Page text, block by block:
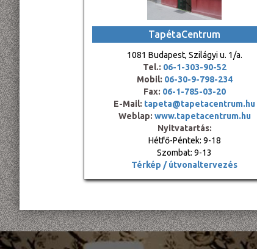
TapétaCentrum
1081 Budapest, Szilágyi u. 1/a.
Tel.: 06-1-303-90-52
Mobil: 06-30-9-798-234
Fax: 06-1-785-03-20
E-Mail: tapeta@tapetacentrum.hu
Weblap: www.tapetacentrum.hu
Nyitvatartás:
Hétfő-Péntek: 9-18
Szombat: 9-13
Térkép / útvonaltervezés